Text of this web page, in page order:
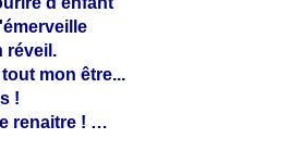
réveil.
mon être...
!
renaitre ! …